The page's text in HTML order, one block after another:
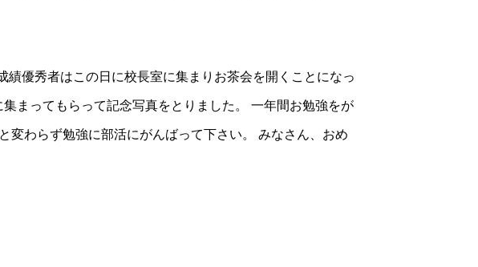
優秀者はこの日に校長室に集まりお茶会を開くことになっ
まってもらって記念写真をとりました。 一年間お勉強をが
変わらず勉強に部活にがんばって下さい。 みなさん、おめ